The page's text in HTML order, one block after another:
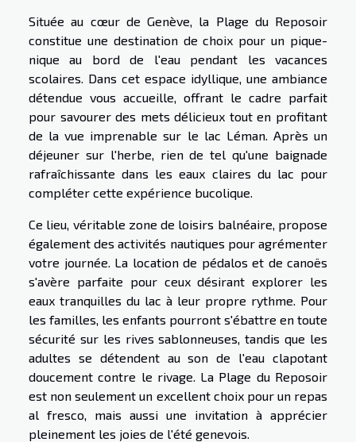
Située au cœur de Genève, la Plage du Reposoir
constitue une destination de choix pour un pique-
nique au bord de l'eau pendant les vacances
scolaires. Dans cet espace idyllique, une ambiance
détendue vous accueille, offrant le cadre parfait
pour savourer des mets délicieux tout en profitant
de la vue imprenable sur le lac Léman. Après un
déjeuner sur l'herbe, rien de tel qu'une baignade
rafraîchissante dans les eaux claires du lac pour
compléter cette expérience bucolique.
Ce lieu, véritable zone de loisirs balnéaire, propose
également des activités nautiques pour agrémenter
votre journée. La location de pédalos et de canoës
s'avère parfaite pour ceux désirant explorer les
eaux tranquilles du lac à leur propre rythme. Pour
les familles, les enfants pourront s'ébattre en toute
sécurité sur les rives sablonneuses, tandis que les
adultes se détendent au son de l'eau clapotant
doucement contre le rivage. La Plage du Reposoir
est non seulement un excellent choix pour un repas
al fresco, mais aussi une invitation à apprécier
pleinement les joies de l'été genevois.